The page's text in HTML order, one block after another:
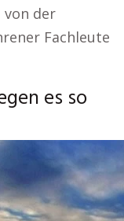
von der
Fachleute
es so